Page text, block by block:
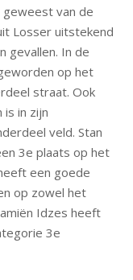
geweest van de
Losser uitstekend
gevallen. In de
op het
straat. Ook
is in zijn
veld. Stan
3e plaats op het
een goede
op zowel het
Idzes heeft
3e